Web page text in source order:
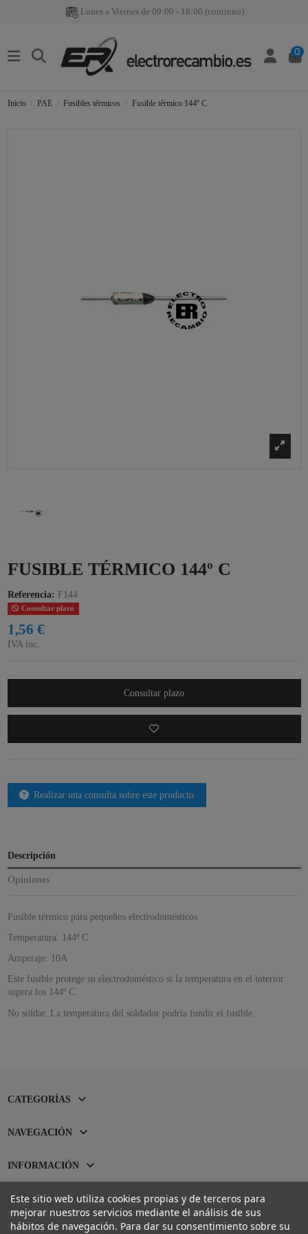
Lunes a Viernes de 09:00 - 18:00 (continuo)
0
Inicio PAE Fusibles térmicos Fusible térmico 144º C
FUSIBLE TÉRMICO 144º C
Referencia: F144
Consultar plazo
1,56 €
IVA inc.
Consultar plazo
Realizar una consulta sobre este producto
Descripción
Opiniones
Fusible térmico para pequeños electrodomésticos
Temperatura: 144º C
Amperaje: 10A
Este fusible protege su electrodoméstico si la temperatura en el interior
supera los 144º C.
No soldar. La temperatura del soldador podría fundir el fusible.
CATEGORÍAS
NAVEGACIÓN
INFORMACIÓN
CONTACTO
Este sitio web utiliza cookies propias y de terceros para
mejorar nuestros servicios mediante el análisis de sus
hábitos de navegación. Para dar su consentimiento sobre su